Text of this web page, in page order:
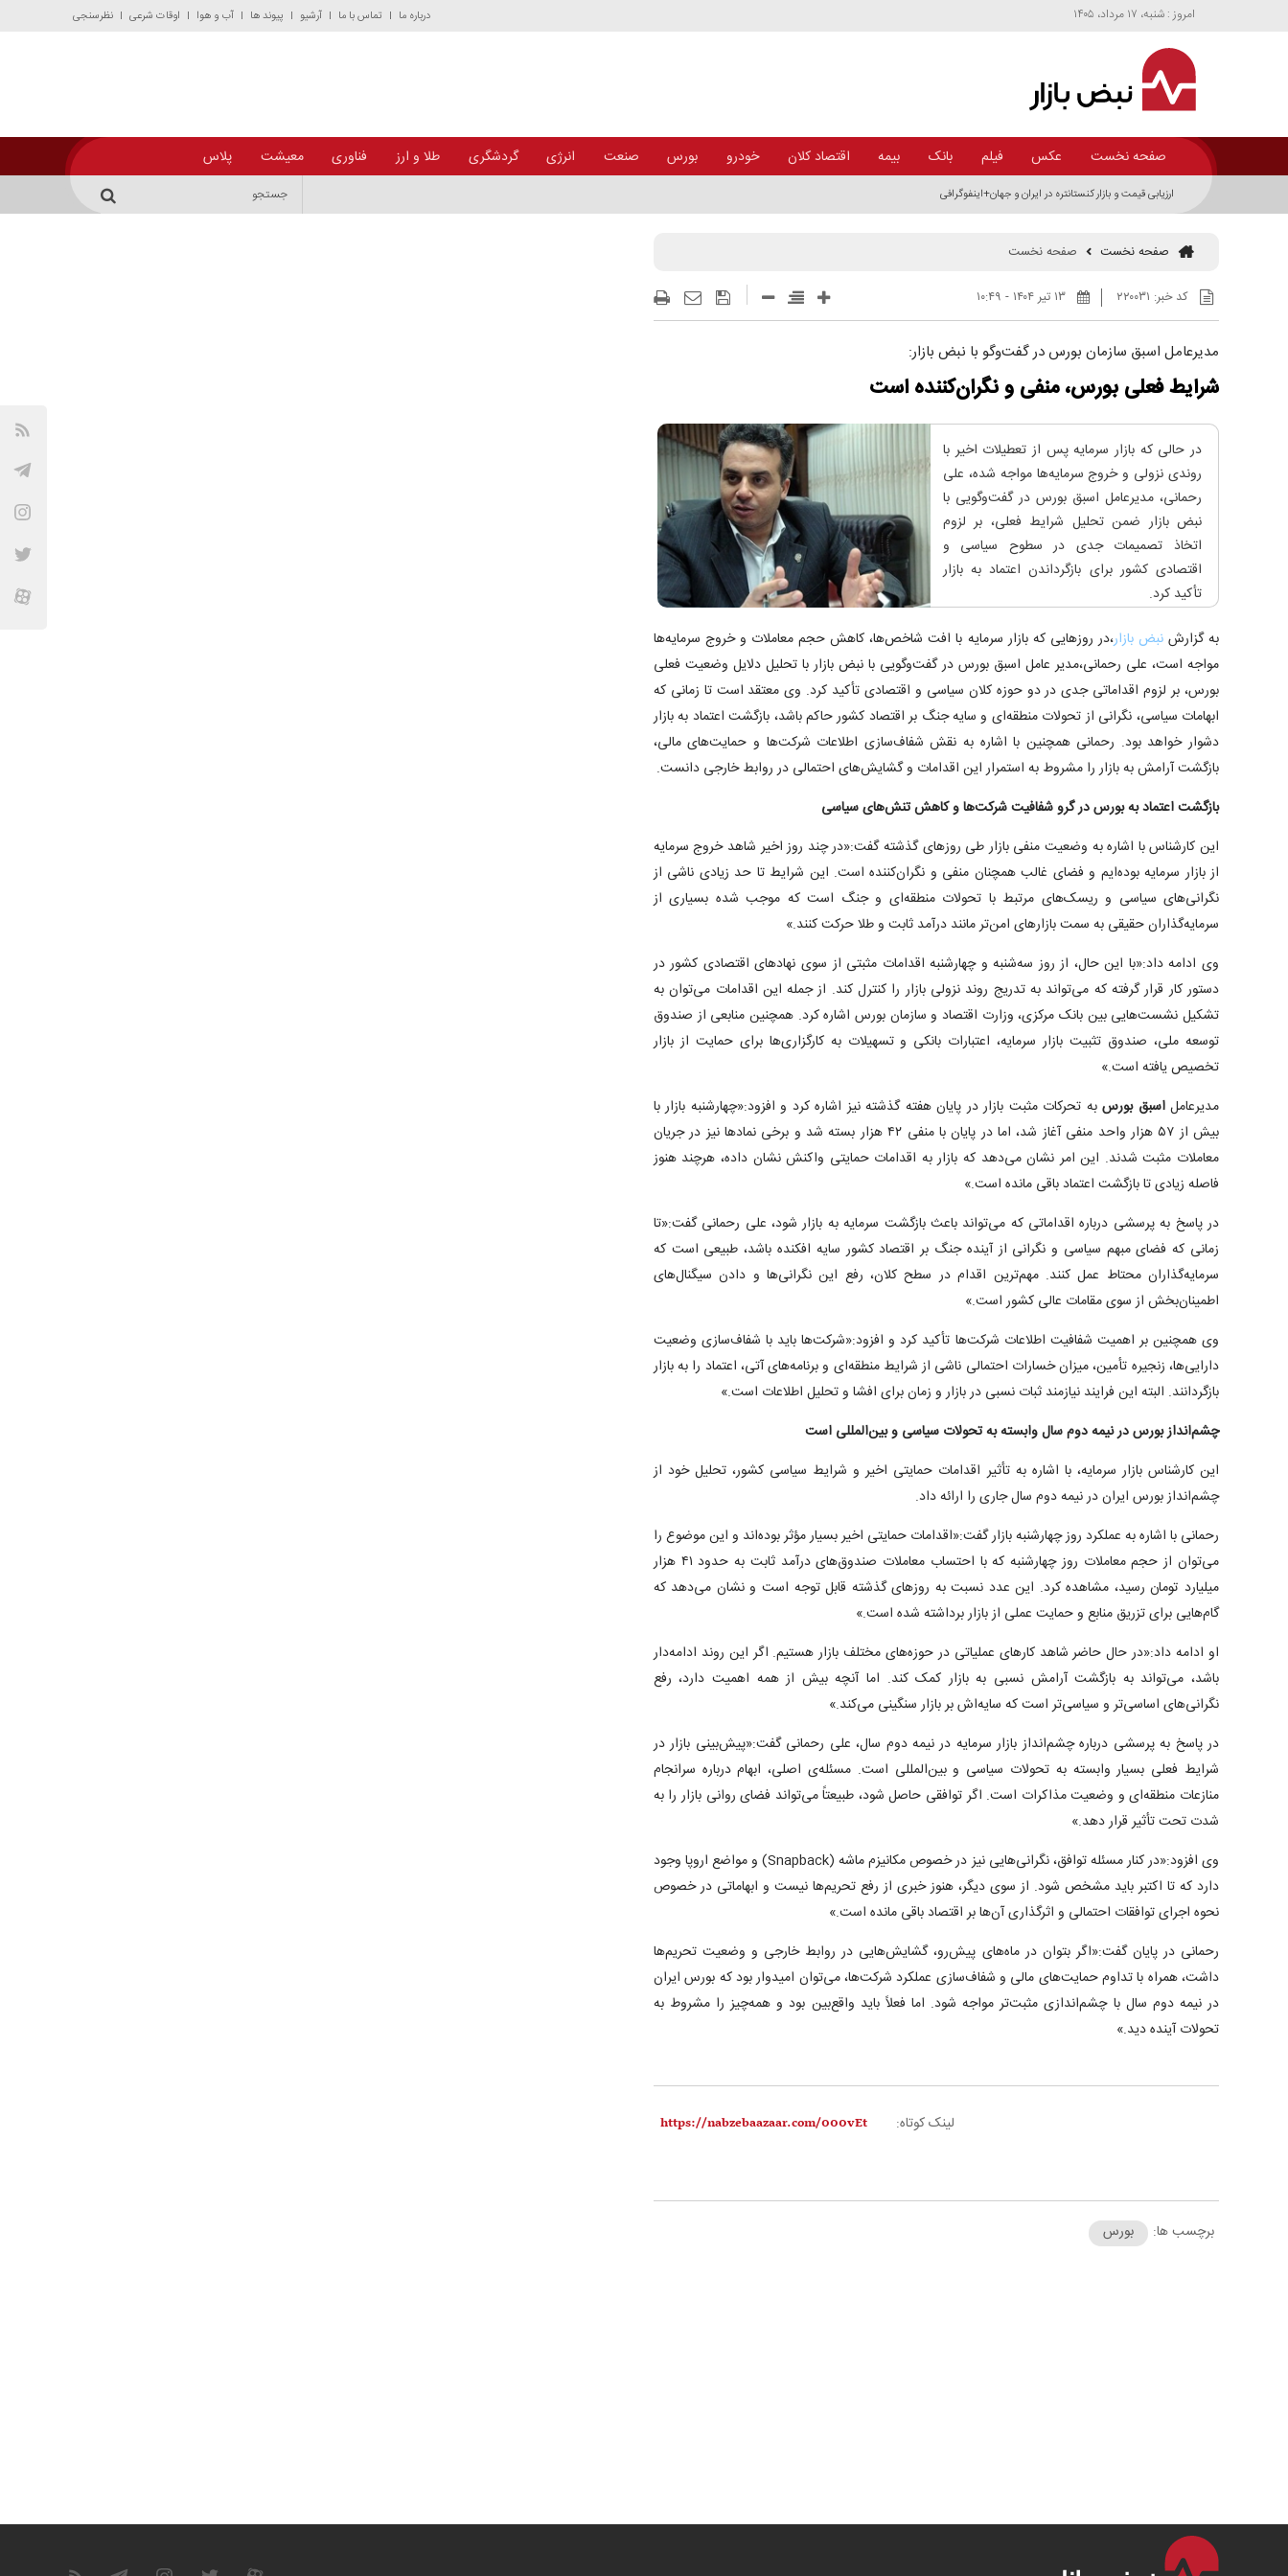
امروز : شنبه، ۱۷ مرداد، ۱۴۰۵ درباره ما تماس با ما آرشیو پیوند ها آب و هوا اوقات شرعی نظرسنجی
صفحه نخست عکس فیلم بانک بیمه اقتصاد کلان خودرو بورس صنعت انرژی گردشگری طلا و ارز فناوری معیشت پلاس
ارزیابی قیمت و بازار کنستانتره در ایران و جهان+اینفوگرافی
صفحه نخست صفحه نخست
کد خبر: ۲۲۰۰۳۱ ۱۳ تير ۱۴۰۴ - ۱۰:۴۹
مدیرعامل اسبق سازمان بورس در گفت‌وگو با نبض بازار:
شرایط فعلی بورس، منفی و نگران‌کننده است
در حالی که بازار سرمایه پس از تعطیلات اخیر با
روندی نزولی و خروج سرمایه‌ها مواجه شده، علی
رحمانی، مدیرعامل اسبق بورس در گفت‌وگویی با
نبض بازار ضمن تحلیل شرایط فعلی، بر لزوم
اتخاذ تصمیمات جدی در سطوح سیاسی و
اقتصادی کشور برای بازگرداندن اعتماد به بازار
تأکید کرد.
به گزارشنبض بازار،در روزهایی که بازار سرمایه با افت شاخص‌ها، کاهش حجم معاملات و خروج سرمایه‌ها
مواجه است، علی رحمانی،مدیر عامل اسبق بورس در گفت‌وگویی با نبض بازار با تحلیل دلایل وضعیت فعلی
بورس، بر لزوم اقداماتی جدی در دو حوزه کلان سیاسی و اقتصادی تأکید کرد. وی معتقد است تا زمانی که
ابهامات سیاسی، نگرانی از تحولات منطقه‌ای و سایه جنگ بر اقتصاد کشور حاکم باشد، بازگشت اعتماد به بازار
دشوار خواهد بود. رحمانی همچنین با اشاره به نقش شفاف‌سازی اطلاعات شرکت‌ها و حمایت‌های مالی،
بازگشت آرامش به بازار را مشروط به استمرار این اقدامات و گشایش‌های احتمالی در روابط خارجی دانست.
بازگشت اعتماد به بورس در گرو شفافیت شرکت‌ها و کاهش تنش‌های سیاسی
این کارشناس با اشاره به وضعیت منفی بازار طی روزهای گذشته گفت:«در چند روز اخیر شاهد خروج سرمایه
از بازار سرمایه بوده‌ایم و فضای غالب همچنان منفی و نگران‌کننده است. این شرایط تا حد زیادی ناشی از
نگرانی‌های سیاسی و ریسک‌های مرتبط با تحولات منطقه‌ای و جنگ است که موجب شده بسیاری از
سرمایه‌گذاران حقیقی به سمت بازارهای امن‌تر مانند درآمد ثابت و طلا حرکت کنند.»
وی ادامه داد:«با این حال، از روز سه‌شنبه و چهارشنبه اقدامات مثبتی از سوی نهادهای اقتصادی کشور در
دستور کار قرار گرفته که می‌تواند به تدریج روند نزولی بازار را کنترل کند. از جمله این اقدامات می‌توان به
تشکیل نشست‌هایی بین بانک مرکزی، وزارت اقتصاد و سازمان بورس اشاره کرد. همچنین منابعی از صندوق
توسعه ملی، صندوق تثبیت بازار سرمایه، اعتبارات بانکی و تسهیلات به کارگزاری‌ها برای حمایت از بازار
تخصیص یافته است.»
مدیرعاملاسبق بورسبه تحرکات مثبت بازار در پایان هفته گذشته نیز اشاره کرد و افزود:«چهارشنبه بازار با
بیش از ۵۷ هزار واحد منفی آغاز شد، اما در پایان با منفی ۴۲ هزار بسته شد و برخی نمادها نیز در جریان
معاملات مثبت شدند. این امر نشان می‌دهد که بازار به اقدامات حمایتی واکنش نشان داده، هرچند هنوز
فاصله زیادی تا بازگشت اعتماد باقی مانده است.»
در پاسخ به پرسشی درباره اقداماتی که می‌تواند باعث بازگشت سرمایه به بازار شود، علی رحمانی گفت:«تا
زمانی که فضای مبهم سیاسی و نگرانی از آینده جنگ بر اقتصاد کشور سایه افکنده باشد، طبیعی است که
سرمایه‌گذاران محتاط عمل کنند. مهم‌ترین اقدام در سطح کلان، رفع این نگرانی‌ها و دادن سیگنال‌های
اطمینان‌بخش از سوی مقامات عالی کشور است.»
وی همچنین بر اهمیت شفافیت اطلاعات شرکت‌ها تأکید کرد و افزود:«شرکت‌ها باید با شفاف‌سازی وضعیت
دارایی‌ها، زنجیره تأمین، میزان خسارات احتمالی ناشی از شرایط منطقه‌ای و برنامه‌های آتی، اعتماد را به بازار
بازگردانند. البته این فرایند نیازمند ثبات نسبی در بازار و زمان برای افشا و تحلیل اطلاعات است.»
چشم‌انداز بورس در نیمه دوم سال وابسته به تحولات سیاسی و بین‌المللی است
این کارشناس بازار سرمایه، با اشاره به تأثیر اقدامات حمایتی اخیر و شرایط سیاسی کشور، تحلیل خود از
چشم‌انداز بورس ایران در نیمه دوم سال جاری را ارائه داد.
رحمانی با اشاره به عملکرد روز چهارشنبه بازار گفت:«اقدامات حمایتی اخیر بسیار مؤثر بوده‌اند و این موضوع را
می‌توان از حجم معاملات روز چهارشنبه که با احتساب معاملات صندوق‌های درآمد ثابت به حدود ۴۱ هزار
میلیارد تومان رسید، مشاهده کرد. این عدد نسبت به روزهای گذشته قابل توجه است و نشان می‌دهد که
گام‌هایی برای تزریق منابع و حمایت عملی از بازار برداشته شده است.»
او ادامه داد:«در حال حاضر شاهد کارهای عملیاتی در حوزه‌های مختلف بازار هستیم. اگر این روند ادامه‌دار
باشد، می‌تواند به بازگشت آرامش نسبی به بازار کمک کند. اما آنچه بیش از همه اهمیت دارد، رفع
نگرانی‌های اساسی‌تر و سیاسی‌تر است که سایه‌اش بر بازار سنگینی می‌کند.»
در پاسخ به پرسشی درباره چشم‌انداز بازار سرمایه در نیمه دوم سال، علی رحمانی گفت:«پیش‌بینی بازار در
شرایط فعلی بسیار وابسته به تحولات سیاسی و بین‌المللی است. مسئله‌ی اصلی، ابهام درباره سرانجام
منازعات منطقه‌ای و وضعیت مذاکرات است. اگر توافقی حاصل شود، طبیعتاً می‌تواند فضای روانی بازار را به
شدت تحت تأثیر قرار دهد.»
وی افزود:«در کنار مسئله توافق، نگرانی‌هایی نیز در خصوص مکانیزم ماشه (Snapback) و مواضع اروپا وجود
دارد که تا اکتبر باید مشخص شود. از سوی دیگر، هنوز خبری از رفع تحریم‌ها نیست و ابهاماتی در خصوص
نحوه اجرای توافقات احتمالی و اثرگذاری آن‌ها بر اقتصاد باقی مانده است.»
رحمانی در پایان گفت:«اگر بتوان در ماه‌های پیش‌رو، گشایش‌هایی در روابط خارجی و وضعیت تحریم‌ها
داشت، همراه با تداوم حمایت‌های مالی و شفاف‌سازی عملکرد شرکت‌ها، می‌توان امیدوار بود که بورس ایران
در نیمه دوم سال با چشم‌اندازی مثبت‌تر مواجه شود. اما فعلاً باید واقع‌بین بود و همه‌چیز را مشروط به
تحولات آینده دید.»
لینک کوتاه:
برچسب ها: بورس